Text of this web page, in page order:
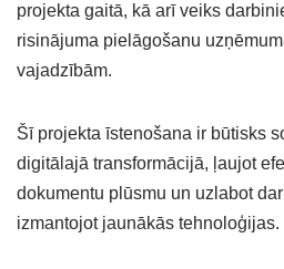
projekta gaitā, kā arī veiks
risinājuma pielāgošanu
vajadzībām.
Šī projekta īstenošana ir būtisks
digitālajā transformācijā, ļaujot
dokumentu plūsmu un uzlabot
izmantojot jaunākās tehnoloģijas.